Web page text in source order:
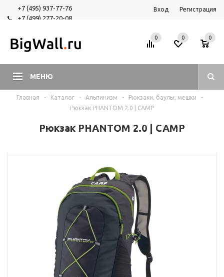
+7 (495) 937-77-76
+7 (499) 277-20-08
Вход Регистрация
МЕНЮ
0 0
0
Главная - Каталог - Альпинизм - Рюкзаки, баулы, мешки
-
Рюкзак PHANTOM 2.0 | CAMP
Рюкзак PHANTOM 2.0 | CAMP